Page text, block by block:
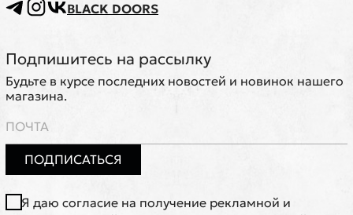
BLACK DOORS
Подпишитесь на рассылку
Будьте в курсе последних новостей и новинок нашего
магазина.
ПОДПИСАТЬСЯ
Я даю согласие на получение рекламной и